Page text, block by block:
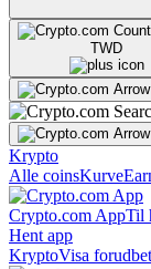
TWD
Krypto
Alle coinsKurve
Crypto.com AppTil
Hent app
KryptoVisa